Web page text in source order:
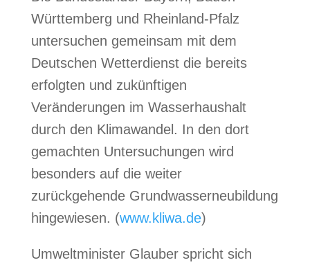
Württemberg und Rheinland-Pfalz
untersuchen gemeinsam mit dem
Deutschen Wetterdienst die bereits
erfolgten und zukünftigen
Veränderungen im Wasserhaushalt
durch den Klimawandel. In den dort
gemachten Untersuchungen wird
besonders auf die weiter
zurückgehende Grundwasserneubildung
hingewiesen. (www.kliwa.de)
Umweltminister Glauber spricht sich